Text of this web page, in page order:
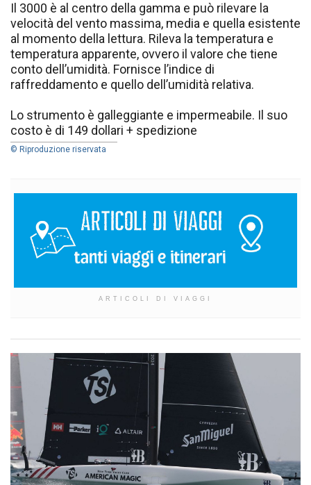
Il 3000 è al centro della gamma e può rilevare la
velocità del vento massima, media e quella esistente
al momento della lettura. Rileva la temperatura e
temperatura apparente, ovvero il valore che tiene
conto dell’umidità. Fornisce l’indice di
raffreddamento e quello dell’umidità relativa.
Lo strumento è galleggiante e impermeabile. Il suo
costo è di 149 dollari + spedizione
© Riproduzione riservata
ARTICOLI DI VIAGGI